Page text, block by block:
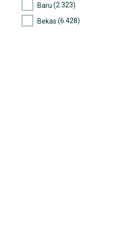
Xiaomi (2.223)
Evercoss (12)
Baru (2.323)
Bekas (6.428)